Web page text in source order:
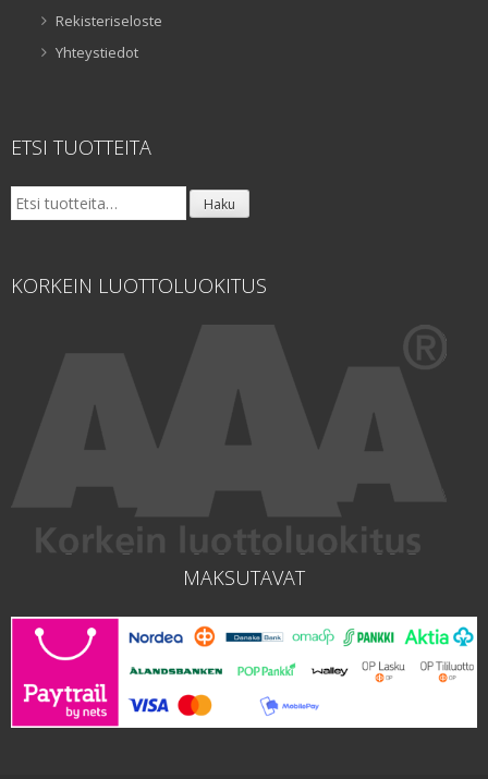
Rekisteriseloste
Yhteystiedot
ETSI TUOTTEITA
Etsi: Haku
KORKEIN LUOTTOLUOKITUS
MAKSUTAVAT